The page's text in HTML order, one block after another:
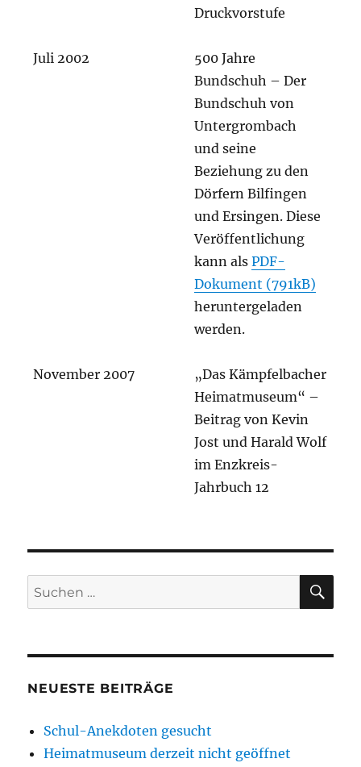
Druckvorstufe
Juli 2002
500 Jahre
Bundschuh – Der
Bundschuh von
Untergrombach
und seine
Beziehung zu den
Dörfern Bilfingen
und Ersingen. Diese
Veröffentlichung
kann alsPDF-
Dokument (791kB)
heruntergeladen
werden.
November 2007
„Das Kämpfelbacher
Heimatmuseum“ –
Beitrag von Kevin
Jost und Harald Wolf
im Enzkreis-
Jahrbuch 12
Suchen
nach:
NEUESTE BEITRÄGE
Schul-Anekdoten gesucht
Heimatmuseum derzeit nicht geöffnet